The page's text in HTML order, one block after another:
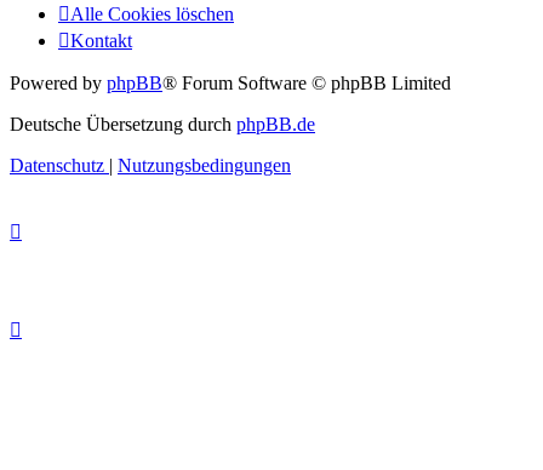
Alle Cookies löschen
Kontakt
Powered by phpBB® Forum Software © phpBB Limited
Deutsche Übersetzung durch phpBB.de
Datenschutz | Nutzungsbedingungen